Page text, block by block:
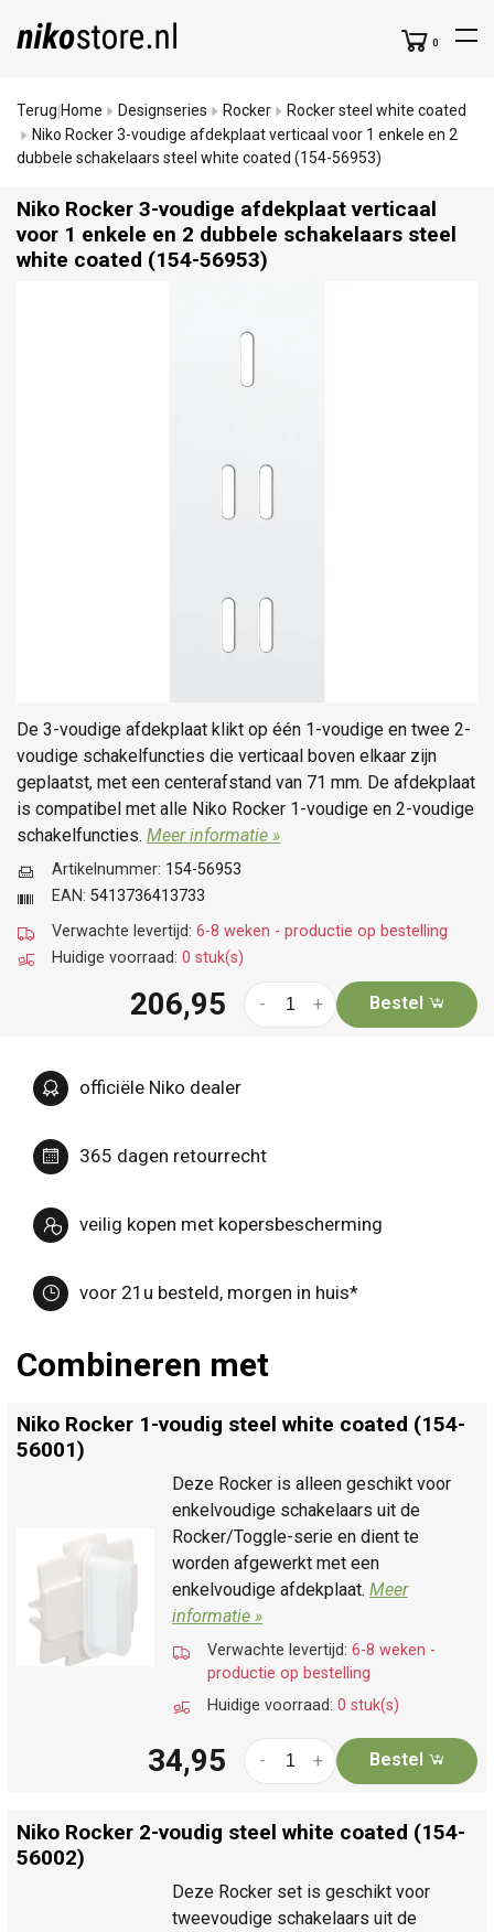
0
Terug Home Designseries Rocker
Rocker steel white coated
Niko Rocker 3-voudige afdekplaat verticaal voor 1 enkele en 2
dubbele schakelaars steel white coated (154-56953)
Niko Rocker 3-voudige afdekplaat verticaal
voor 1 enkele en 2 dubbele schakelaars steel
white coated (154-56953)
De 3-voudige afdekplaat klikt op één 1-voudige en twee 2-
voudige schakelfuncties die verticaal boven elkaar zijn
geplaatst, met een centerafstand van 71 mm. De afdekplaat
is compatibel met alle Niko Rocker 1-voudige en 2-voudige
schakelfuncties. Meer informatie »
Verwachte levertijd: 6-8 weken - productie op bestelling
Huidige voorraad: 0 stuk(s)
Artikelnummer: 154-56953
EAN: 5413736413733
206,95 +
- Bestel
officiële Niko dealer
365 dagen retourrecht
veilig kopen met kopersbescherming
voor 21u besteld, morgen in huis*
Combineren met
Niko Rocker 1-voudig steel white coated (154-
56001)
Deze Rocker is alleen geschikt voor
enkelvoudige schakelaars uit de
Rocker/Toggle-serie en dient te
worden afgewerkt met een
enkelvoudige afdekplaat. Meer
informatie »
Verwachte levertijd: 6-8 weken -
productie op bestelling
Huidige voorraad: 0 stuk(s)
34,95 +
- Bestel
Niko Rocker 2-voudig steel white coated (154-
56002)
Deze Rocker set is geschikt voor
tweevoudige schakelaars uit de